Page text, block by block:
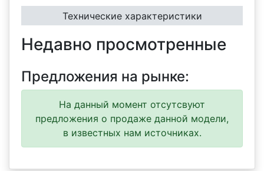
Технические характеристики
Недавно просмотренные
Предложения на рынке:
На данный момент отсутсвуют
предложения о продаже данной модели,
в известных нам источниках.